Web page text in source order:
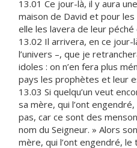
13.01 Ce jour-là, il y aura
maison de David et pour
elle les lavera de leur
13.02 Il arrivera, en ce jour-
l’univers –, que je
idoles : on n’en fera plus
pays les prophètes et leur
13.03 Si quelqu’un veut
sa mère, qui l’ont
pas, car ce sont des
nom du Seigneur. » Alors
mère, qui l’ont engendré,